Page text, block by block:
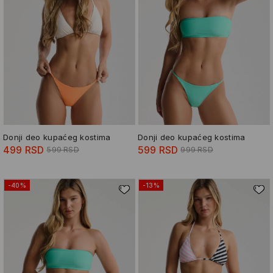
Donji deo kupaćeg kostima
499 RSD 599 RSD
Donji deo kupaćeg kostima
599 RSD 999 RSD
-40% -13%